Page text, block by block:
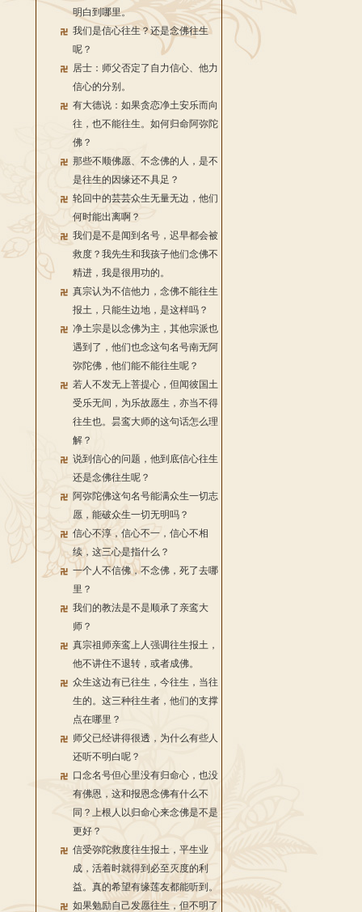
明白到哪里。
我们是信心往生？还是念佛往生
呢？
居士：师父否定了自力信心、他力
信心的分别。
有大德说：如果贪恋净土安乐而向
往，也不能往生。如何归命阿弥陀
佛？
那些不顺佛愿、不念佛的人，是不
是往生的因缘还不具足？
轮回中的芸芸众生无量无边，他们
何时能出离啊？
我们是不是闻到名号，迟早都会被
救度？我先生和我孩子他们念佛不
精进，我是很用功的。
真宗认为不信他力，念佛不能往生
报土，只能生边地，是这样吗？
净土宗是以念佛为主，其他宗派也
遇到了，他们也念这句名号南无阿
弥陀佛，他们能不能往生呢？
若人不发无上菩提心，但闻彼国土
受乐无间，为乐故愿生，亦当不得
往生也。昙鸾大师的这句话怎么理
解？
说到信心的问题，他到底信心往生
还是念佛往生呢？
阿弥陀佛这句名号能满众生一切志
愿，能破众生一切无明吗？
信心不淳，信心不一，信心不相
续，这三心是指什么？
一个人不信佛，不念佛，死了去哪
里？
我们的教法是不是顺承了亲鸾大
师？
真宗祖师亲鸾上人强调往生报土，
他不讲住不退转，或者成佛。
众生这边有已往生，今往生，当往
生的。这三种往生者，他们的支撑
点在哪里？
师父已经讲得很透，为什么有些人
还听不明白呢？
口念名号但心里没有归命心，也没
有佛恩，这和报恩念佛有什么不
同？上根人以归命心来念佛是不是
更好？
信受弥陀救度往生报土，平生业
成，活着时就得到必至灭度的利
益。真的希望有缘莲友都能听到。
如果勉励自己发愿往生，但不明了